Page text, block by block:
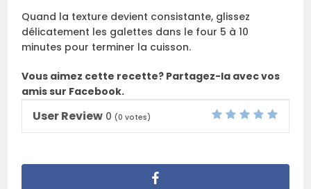
Quand la texture devient consistante, glissez
délicatement les galettes dans le four 5 à 10
minutes pour terminer la cuisson.
Vous aimez cette recette? Partagez-la avec vos
amis sur Facebook.
User Review 0 (0 votes)